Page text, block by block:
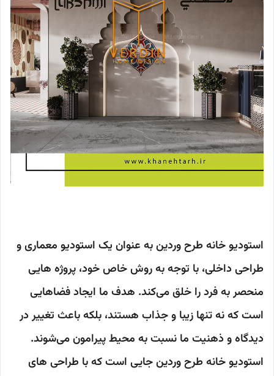
استودیو خانه طرح وردین به عنوان یک استودیو معماری و
طراحی داخلی، با توجه به روش خاص خود، پروژه هایی
منحصر به فرد را خلق می‌کند. هدف ما ایجاد فضاهایی
است که نه تنها زیبا و جذاب هستند، بلکه باعث تغییر در
دیدگاه و ذهنیت ما نسبت به محیط پیرامون می‌شوند.
استودیو خانه طرح وردین جایی است که با طراحی های